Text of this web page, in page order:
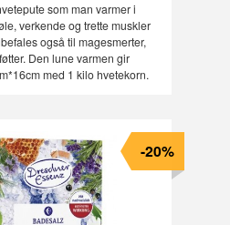
som man varmer i
verkende og trette muskler
også til magesmerter,
Den lune varmen gir
med 1 kilo hvetekorn.
-20%